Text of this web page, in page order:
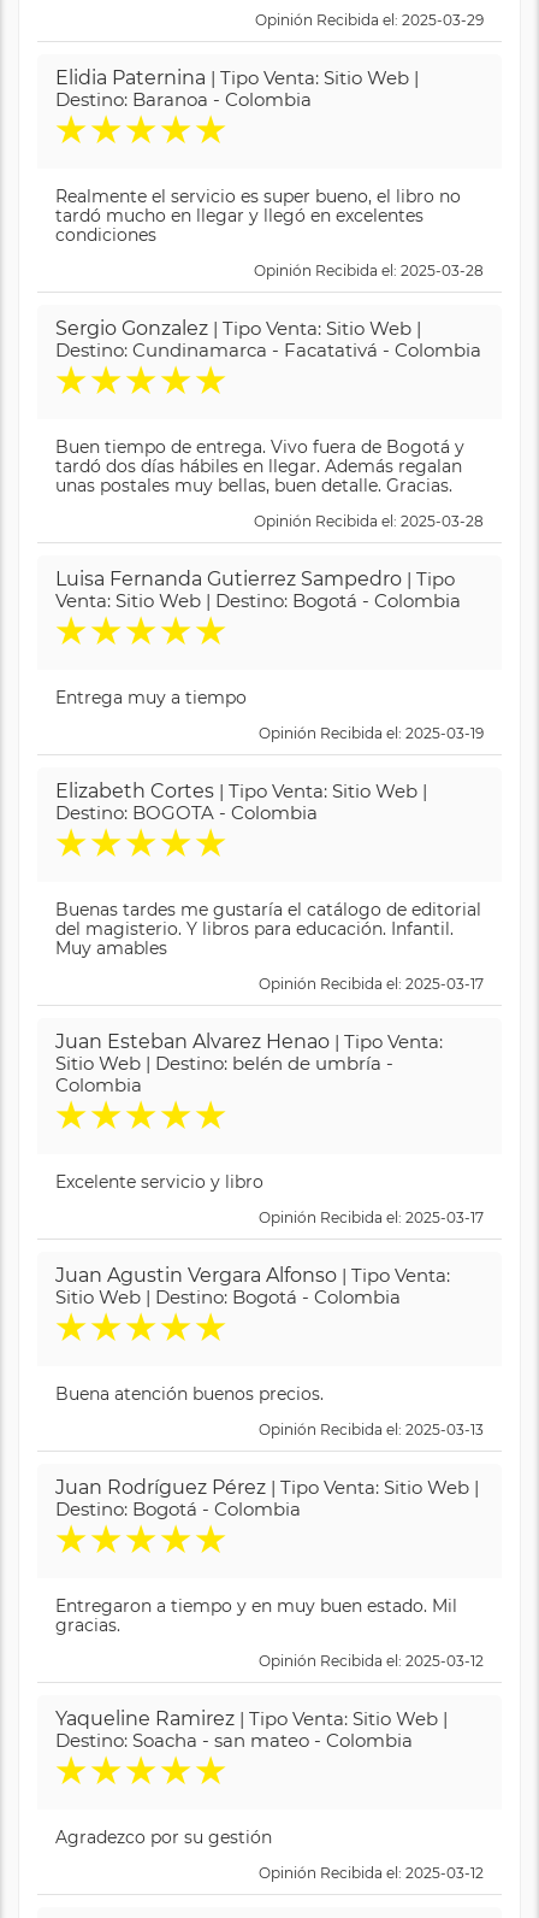
Opinión Recibida el: 2025-03-29
Elidia Paternina | Tipo Venta: Sitio Web |
Destino: Baranoa - Colombia
★★★★★
Realmente el servicio es super bueno, el libro no
tardó mucho en llegar y llegó en excelentes
condiciones
Opinión Recibida el: 2025-03-28
Sergio Gonzalez | Tipo Venta: Sitio Web |
Destino: Cundinamarca - Facatativá - Colombia
★★★★★
Buen tiempo de entrega. Vivo fuera de Bogotá y
tardó dos días hábiles en llegar. Además regalan
unas postales muy bellas, buen detalle. Gracias.
Opinión Recibida el: 2025-03-28
Luisa Fernanda Gutierrez Sampedro | Tipo
Venta: Sitio Web | Destino: Bogotá - Colombia
★★★★★
Entrega muy a tiempo
Opinión Recibida el: 2025-03-19
Elizabeth Cortes | Tipo Venta: Sitio Web |
Destino: BOGOTA - Colombia
★★★★★
Buenas tardes me gustaría el catálogo de editorial
del magisterio. Y libros para educación. Infantil.
Muy amables
Opinión Recibida el: 2025-03-17
Juan Esteban Alvarez Henao | Tipo Venta:
Sitio Web | Destino: belén de umbría -
Colombia
★★★★★
Excelente servicio y libro
Opinión Recibida el: 2025-03-17
Juan Agustin Vergara Alfonso | Tipo Venta:
Sitio Web | Destino: Bogotá - Colombia
★★★★★
Buena atención buenos precios.
Opinión Recibida el: 2025-03-13
Juan Rodríguez Pérez | Tipo Venta: Sitio Web |
Destino: Bogotá - Colombia
★★★★★
Entregaron a tiempo y en muy buen estado. Mil
gracias.
Opinión Recibida el: 2025-03-12
Yaqueline Ramirez | Tipo Venta: Sitio Web |
Destino: Soacha - san mateo - Colombia
★★★★★
Agradezco por su gestión
Opinión Recibida el: 2025-03-12